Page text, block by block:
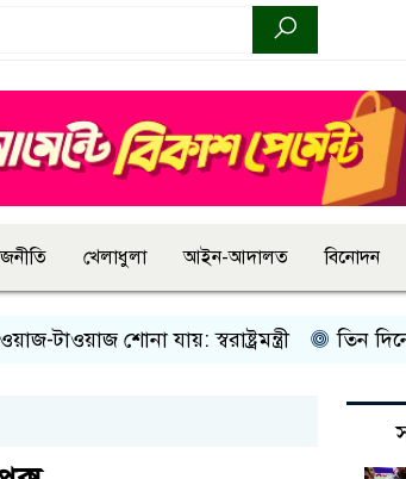
খেলাধুলা আইন-আদালত বিনোদন
শোনা যায়: স্বরাষ্ট্রমন্ত্রী তিন দিনের